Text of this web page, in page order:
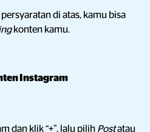
di atas, kamu bisa
konten kamu.
Instagram
dan klik “+”, lalu pilih Postatau